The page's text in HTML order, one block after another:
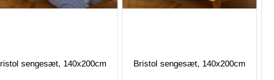
sengesæt, 140x200cm Bristol sengesæt, 140x200cm